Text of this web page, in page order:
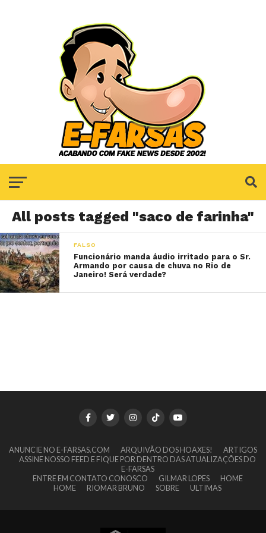
All posts tagged "saco de farinha"
FALSO
Funcionário manda áudio irritado para o Sr.
Armando por causa de chuva no Rio de
Janeiro! Será verdade?
ANUNCIE NO E-FARSAS.COM ARQUIVÃO DOS HOAXES!
ARTIGOS
ASSINE NOSSO FEED E FIQUE POR DENTRO DAS ATUALIZAÇÕES DO
E-FARSAS
ENTRE EM CONTATO CONOSCO
GILMAR LOPES
HOME
HOME
RIOMAR BRUNO SOBRE ULTIMAS